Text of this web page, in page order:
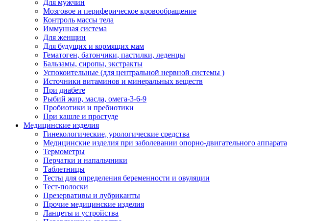
Для мужчин
Мозговое и периферическое кровообращение
Контроль массы тела
Иммунная система
Для женщин
Для будущих и кормящих мам
Гематоген, батончики, пастилки, леденцы
Бальзамы, сиропы, экстракты
Успокоительные (для центральной нервной системы )
Источники витаминов и минеральных веществ
При диабете
Рыбий жир, масла, омега-3-6-9
Пробиотики и пребиотики
При кашле и простуде
Медицинские изделия
Гинекологические, урологические средства
Медицинские изделия при заболевании опорно-двигательного аппарата
Термометры
Перчатки и напальчники
Таблетницы
Тесты для определения беременности и овуляции
Тест-полоски
Презервативы и лубриканты
Прочие медицинские изделия
Ланцеты и устройства